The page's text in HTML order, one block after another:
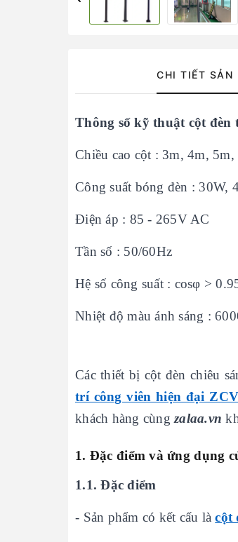
CHI TIẾT SẢN
Thông số kỹ thuật cột
Chiều cao cột : 3m, 4m, 5m,
Công suất bóng đèn : 30W,
Điện áp : 85 - 265V AC
Tần số : 50/60Hz
Hệ số công suất : cosφ >
Nhiệt độ màu ánh sáng :
Các thiết bị cột đèn chiêu
trí công viên hiện đại
khách hàng cùng zalaa.vn
1. Đặc điểm và ứng dụng
1.1. Đặc điểm
- Sản phẩm có kết cấu làcột